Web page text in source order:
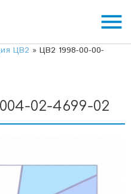
menu
ЦВ2 » ЦВ2 1998-00-00-
02-4699-02